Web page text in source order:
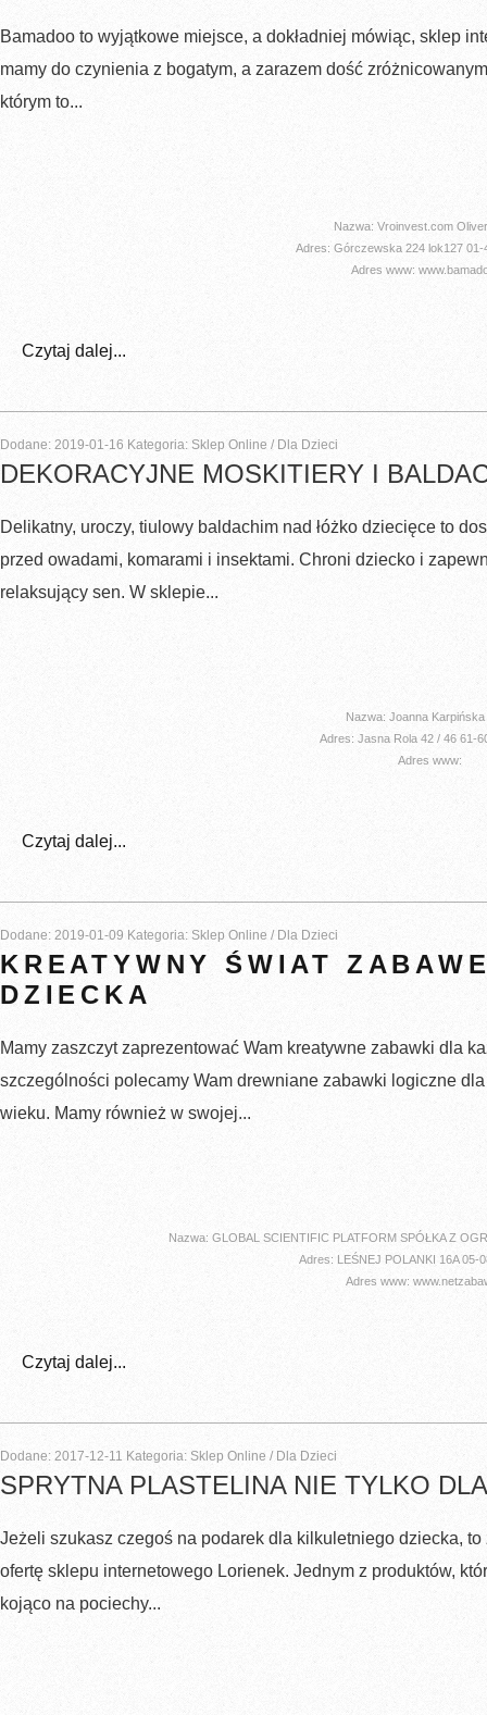
Bamadoo to wyjątkowe miejsce, a dokładniej mówiąc, sklep
mamy do czynienia z bogatym, a zarazem dość
którym to...
Nazwa: Vroinvest.com
Adres: Górczewska 224 lok127 01-
Adres www:
Czytaj dalej...
Dodane: 2019-01-16 Kategoria: Sklep Online / Dla Dzieci
DEKORACYJNE MOSKITIERY I
Delikatny, uroczy, tiulowy baldachim nad łóżko dziecięce to
przed owadami, komarami i insektami. Chroni dziecko i
relaksujący sen. W sklepie...
Nazwa: Joanna Karpińska
Adres: Jasna Rola 42 / 46 61-
Adres www:
Czytaj dalej...
Dodane: 2019-01-09 Kategoria: Sklep Online / Dla Dzieci
KREATYWNY ŚWIAT
DZIECKA
Mamy zaszczyt zaprezentować Wam kreatywne zabawki dla
szczególności polecamy Wam drewniane zabawki logiczne
wieku. Mamy również w swojej...
Nazwa: GLOBAL SCIENTIFIC PLATFORM SPÓŁKA Z
Adres: LEŚNEJ POLANKI 16A 05-
Adres www:
Czytaj dalej...
Dodane: 2017-12-11 Kategoria: Sklep Online / Dla Dzieci
SPRYTNA PLASTELINA NIE TYLKO
Jeżeli szukasz czegoś na podarek dla kilkuletniego dziecka,
ofertę sklepu internetowego Lorienek. Jednym z produktów,
kojąco na pociechy...